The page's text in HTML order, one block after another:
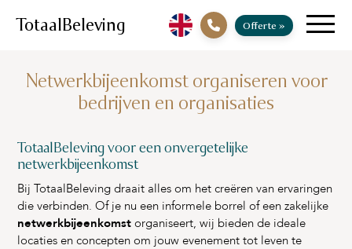
TotaalBeleving Offerte »
Netwerkbijeenkomst organiseren voor
bedrijven en organisaties
TotaalBeleving voor een onvergetelijke
netwerkbijeenkomst
Bij TotaalBeleving draait alles om het creëren van ervaringen
die verbinden. Of je nu een informele borrel of een zakelijke
netwerkbijeenkomst organiseert, wij bieden de ideale
locaties en concepten om jouw evenement tot leven te